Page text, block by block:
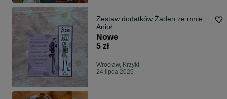
Zestaw dodatków Żaden ze mnie
Anioł
Nowe
5 zł
Wrocław, Krzyki
24 lipca 2026